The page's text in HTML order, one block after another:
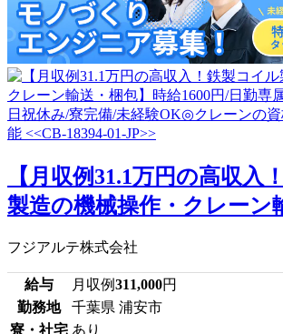
【月収例31.1万円の高収入
製造の機械操作・クレーン
フジアルテ株式会社
給与 月収例311,000円
勤務地
千葉県 浦安市
寮・社宅 あり